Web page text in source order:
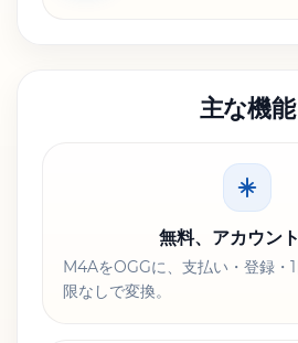
主な機能
無料、アカウン
M4AをOGGに、支払い・登録・
限なしで変換。